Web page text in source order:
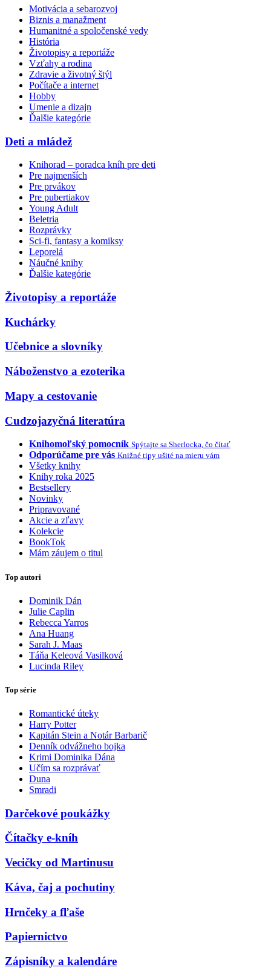
Motivácia a sebarozvoj
Biznis a manažment
Humanitné a spoločenské vedy
História
Životopisy a reportáže
Vzťahy a rodina
Zdravie a životný štýl
Počítače a internet
Hobby
Umenie a dizajn
Ďalšie kategórie
Deti a mládež
Knihorad – poradca kníh pre deti
Pre najmenších
Pre prvákov
Pre pubertiakov
Young Adult
Beletria
Rozprávky
Sci-fi, fantasy a komiksy
Leporelá
Náučné knihy
Ďalšie kategórie
Životopisy a reportáže
Kuchárky
Učebnice a slovníky
Náboženstvo a ezoterika
Mapy a cestovanie
Cudzojazyčná literatúra
Knihomoľský pomocník Spýtajte sa Sherlocka, čo čítať
Odporúčame pre vás Knižné tipy ušité na mieru vám
Všetky knihy
Knihy roka 2025
Bestsellery
Novinky
Pripravované
Akcie a zľavy
Kolekcie
BookTok
Mám záujem o titul
Top autori
Dominik Dán
Julie Caplin
Rebecca Yarros
Ana Huang
Sarah J. Maas
Táňa Keleová Vasilková
Lucinda Riley
Top série
Romantické úteky
Harry Potter
Kapitán Stein a Notár Barbarič
Denník odvážneho bojka
Krimi Dominika Dána
Učím sa rozprávať
Duna
Smradi
Darčekové poukážky
Čítačky e-kníh
Vecičky od Martinusu
Káva, čaj a pochutiny
Hrnčeky a fľaše
Papiernictvo
Zápisníky a kalendáre